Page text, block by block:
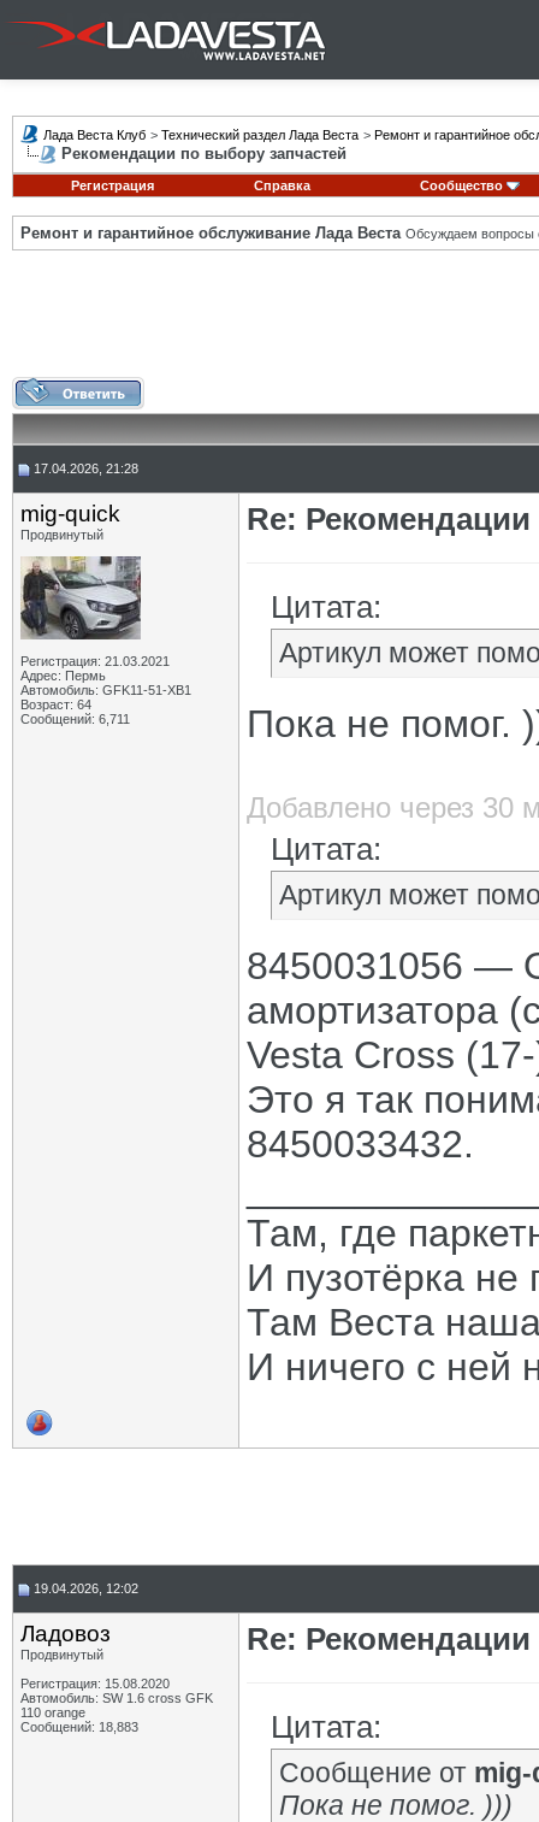
Лада Веста Клуб > Технический раздел Лада Веста > Ремонт и гарантийное
Рекомендации по выбору запчастей
Регистрация Справка Сообщество
Ремонт и гарантийное обслуживание Лада Веста Обсуждаем вопросы
17.04.2026, 21:28
mig-quick
Продвинутый
Регистрация: 21.03.2021
Адрес: Пермь
Автомобиль: GFK11-51-ХВ1
Возраст: 64
Сообщений: 6,711
Re:
Цитата:
Артикул может
Пока не помог.
Добавлено через 30
Цитата:
Артикул может
8450031056 —
амортизатора
Vesta Cross
Это я так
8450033432.
Там, где
И пузотёрка не
Там Веста
И ничего с ней
19.04.2026, 12:02
Ладовоз
Продвинутый
Регистрация: 15.08.2020
Автомобиль: SW 1.6 cross GFK
110 orange
Сообщений: 18,883
Re:
Цитата:
Сообщение от
Пока не помог. )))